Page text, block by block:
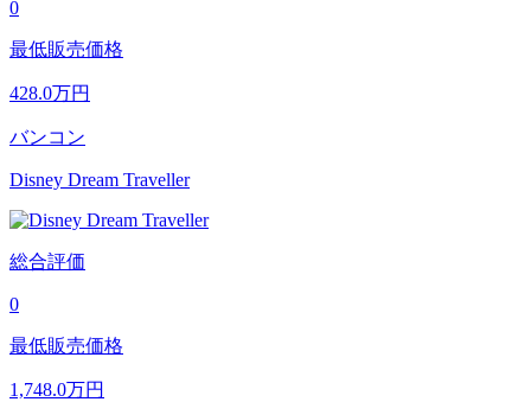
0
最低販売価格
428.0万円
バンコン
Disney Dream Traveller
総合評価
0
最低販売価格
1,748.0万円